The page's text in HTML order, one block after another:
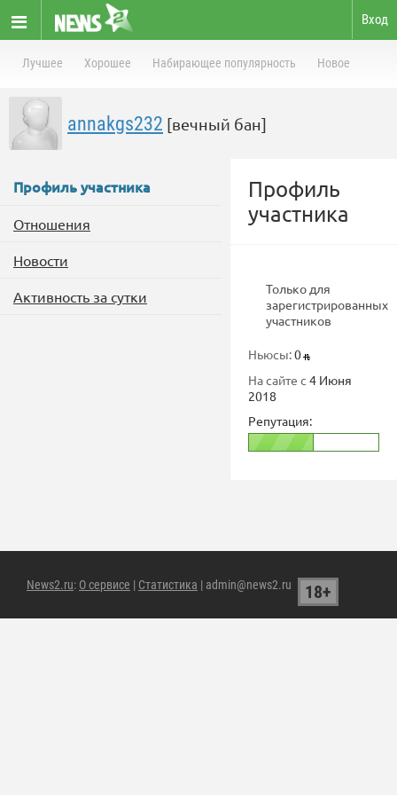
Вход
Лучшее Хорошее Набирающее популярность Новое
annakgs232 [вечный бан]
Профиль участника
Отношения
Новости
Активность за сутки
Профиль
участника
Только для
зарегистрированных
участников
Ньюсы:0
На сайте с 4 Июня
2018
Репутация:
News2.ru: О сервисе | Статистика | admin@news2.ru 18+